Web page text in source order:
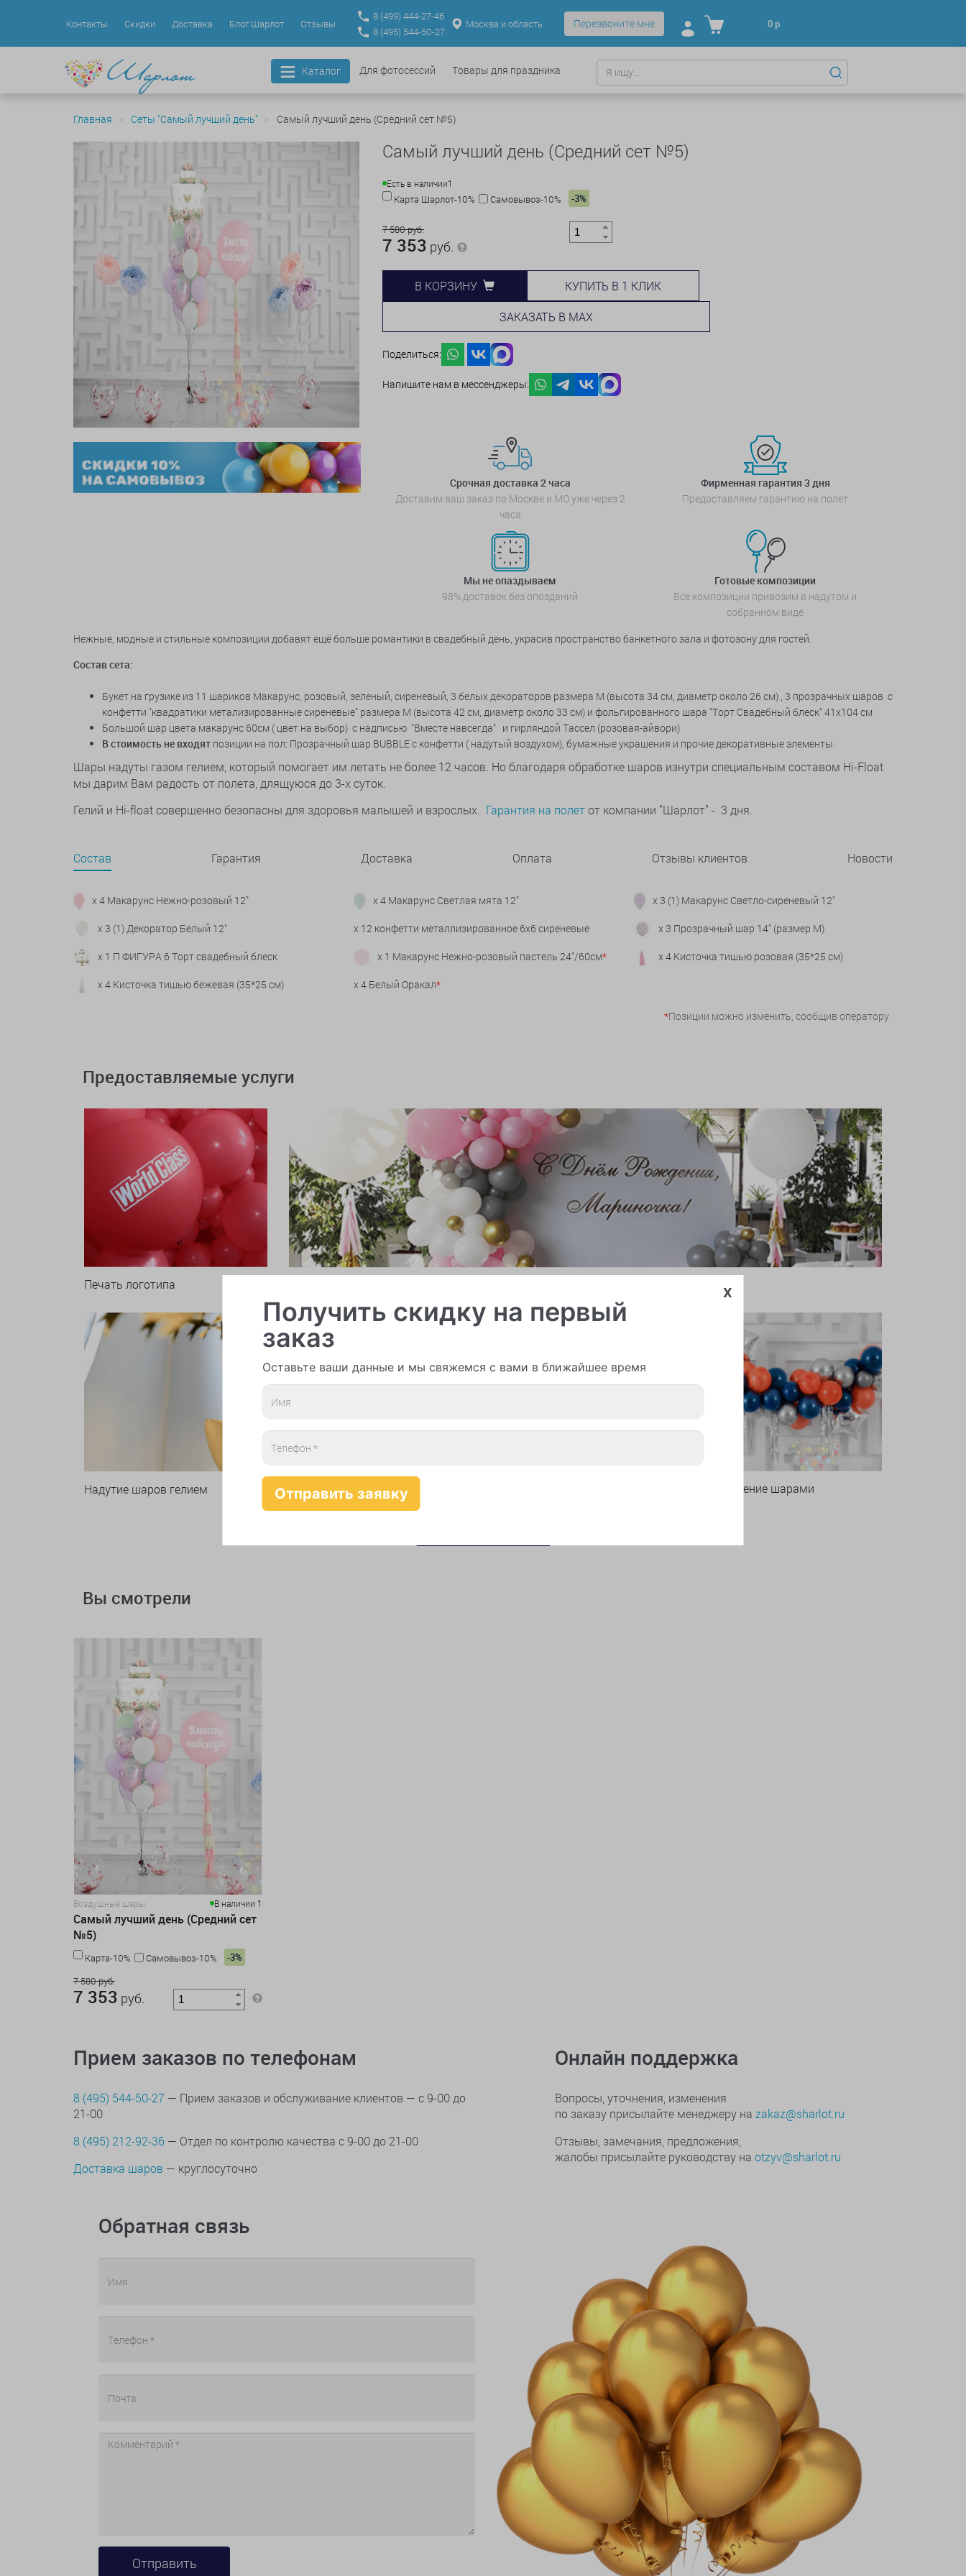
Контакты Скидки Доставка Блог Шарлот Отзывы
8 (499) 444-27-46
8 (495) 544-50-27
Москва и область Перезвоните мне 0р
Каталог Для фотосессий Товары для праздника
Главная Сеты "Самый лучший день" Самый лучший день (Средний сет №5)
Самый лучший день (Средний сет №5)
Есть в наличии1
Карта Шарлот-10% Самовывоз-10% -3%
7 580 руб.
7 353 руб.
В КОРЗИНУ КУПИТЬ В 1 КЛИК
ЗАКАЗАТЬ В MAX
Поделиться:
Напишите нам в мессенджеры:
Срочная доставка 2 часа
Доставим ваш заказ по Москве и МО уже через 2
часа
Фирменная гарантия 3 дня
Предоставляем гарантию на полет
Мы не опаздываем
98% доставок без опозданий
Готовые композиции
Все композиции привозим в надутом и
собранном виде
Нежные, модные и стильные композиции добавят ещё больше романтики в свадебный день, украсив пространство банкетного зала и фотозону для гостей.
Состав сета:
Букет на грузике из 11 шариков Макарунс, розовый, зеленый, сиреневый, 3 белых декораторов размера М (высота 34 см, диаметр около 26 см) , 3 прозрачных шаров с
конфетти "квадратики метализированные сиреневые" размера М (высота 42 см, диаметр около 33 см) и фольгированного шара "Торт Свадебный блеск" 41х104 см
Большой шар цвета макарунс 60см ( цвет на выбор) с надписью "Вместе навсегда" и гирляндой Тассел (розовая-айвори)
В стоимость не входят позиции на пол: Прозрачный шар BUBBLE с конфетти ( надутый воздухом), бумажные украшения и прочие декоративные элементы.
Шары надуты газом гелием, который помогает им летать не более 12 часов. Но благодаря обработке шаров изнутри специальным составом Hi-Float
мы дарим Вам радость от полета, длящуюся до 3-х суток.
Гелий и Hi-float совершенно безопасны для здоровья малышей и взрослых. Гарантия на полетот компании "Шарлот" - 3 дня.
Состав Гарантия Доставка Оплата Отзывы клиентов Новости
x 4 Макарунс Нежно-розовый 12" x 4 Макарунс Светлая мята 12" x 3 (1) Макарунс Светло-сиреневый 12"
x 3 (1) Декоратор Белый 12" x 12 конфетти металлизированное 6х6 сиреневые x 3 Прозрачный шар 14" (размер М)
x 1 П ФИГУРА 6 Торт свадебный блеск x 1 Макарунс Нежно-розовый пастель 24"/60см* x 4 Кисточка тишью розовая (35*25 см)
x 4 Кисточка тишью бежевая (35*25 см) x 4 Белый Оракал*
*Позиции можно изменить, сообщив оператору
Предоставляемые услуги
Печать логотипа
Надутие шаров гелием Оформление шарами
Вы смотрели
Воздушные шары В наличии 1
Самый лучший день (Средний сет
№5)
Карта-10% Самовывоз-10%
-3%
7 580 руб.
7 353 руб.
Прием заказов по телефонам
8 (495) 544-50-27 — Прием заказов и обслуживание клиентов — с 9-00 до
21-00
8 (495) 212-92-36 — Отдел по контролю качества с 9-00 до 21-00
Доставка шаров — круглосуточно
Онлайн поддержка
Вопросы, уточнения, изменения
по заказу присылайте менеджеру на zakaz@sharlot.ru
Отзывы, замечания, предложения,
жалобы присылайте руководству на otzyv@sharlot.ru
Обратная связь
x
Получить скидку на первый
заказ
Оставьте ваши данные и мы свяжемся с вами в ближайшее время